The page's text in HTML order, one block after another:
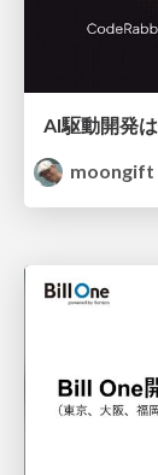
moongift